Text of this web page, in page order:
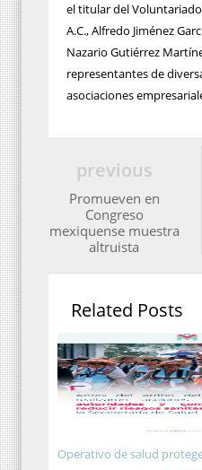
el titular del
A.C., Alfredo Jiménez
Nazario Gutiérrez
representantes de
asociaciones
previous
Promueven en
Congreso
mexiquense muestra
altruista
Related Posts
Operativo de salud